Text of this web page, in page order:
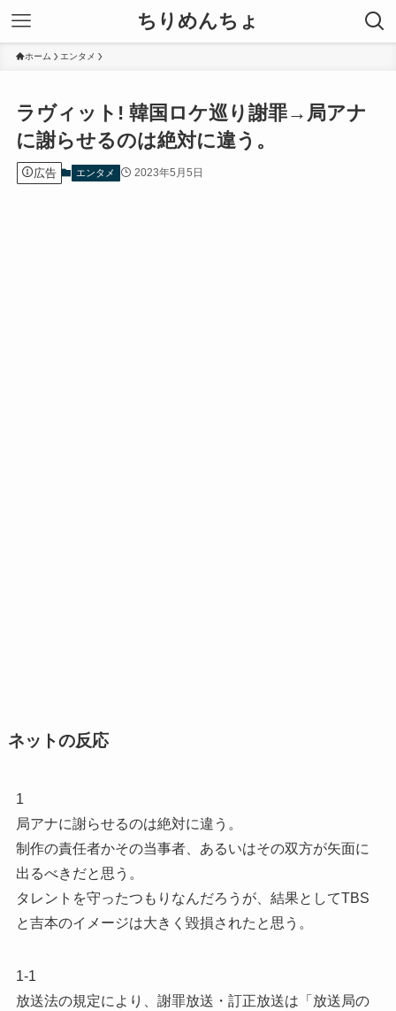
ちりめんちょ
ホーム エンタメ
ラヴィット! 韓国ロケ巡り謝罪→局アナ
に謝らせるのは絶対に違う。
広告 エンタメ 2023年5月5日
ネットの反応
1
局アナに謝らせるのは絶対に違う。
制作の責任者かその当事者、あるいはその双方が矢面に
出るべきだと思う。
タレントを守ったつもりなんだろうが、結果としてTBS
と吉本のイメージは大きく毀損されたと思う。
1-1
放送法の規定により、謝罪放送・訂正放送は「放送局の